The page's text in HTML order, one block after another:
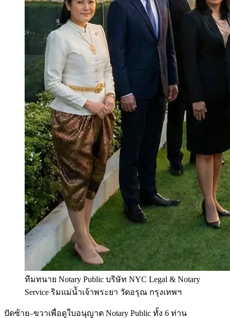
ทีมทนาย Notary Public บริษัท NYC Legal & Notary
Service ริมแม่น้ำเจ้าพระยา วัดอรุณ กรุงเทพฯ
ปัดซ้าย–ขวาเพื่อดูใบอนุญาต Notary Public ทั้ง 6 ท่าน